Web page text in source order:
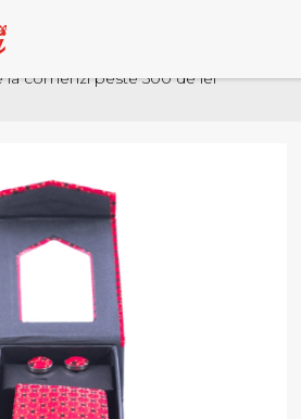
la comenzi peste 500 de lei